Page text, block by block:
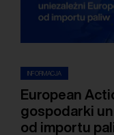
INFORMACJA
European
gospodarki
od importu